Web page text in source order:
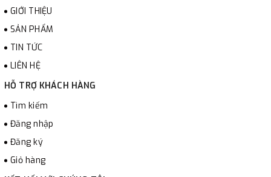
GIỚI THIỆU
SẢN PHẨM
TIN TỨC
LIÊN HỆ
HỖ TRỢ KHÁCH HÀNG
Tìm kiếm
Đăng nhập
Đăng ký
Giỏ hàng